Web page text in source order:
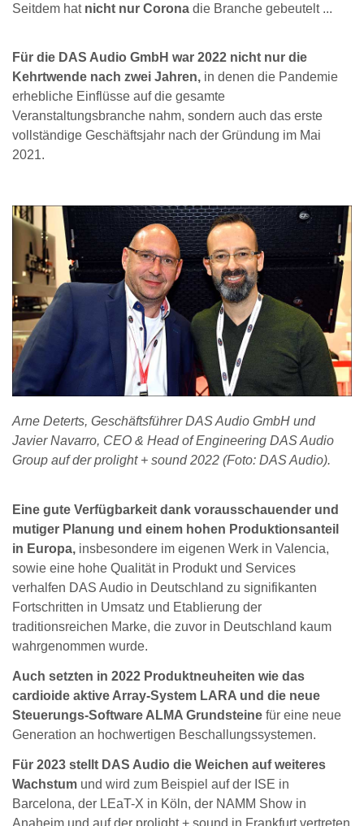
Seitdem hat nicht nur Corona die Branche gebeutelt ...
Für die DAS Audio GmbH war 2022 nicht nur die
Kehrtwende nach zwei Jahren, in denen die Pandemie
erhebliche Einflüsse auf die gesamte
Veranstaltungsbranche nahm, sondern auch das erste
vollständige Geschäftsjahr nach der Gründung im Mai
2021.
Arne Deterts, Geschäftsführer DAS Audio GmbH und
Javier Navarro, CEO & Head of Engineering DAS Audio
Group auf der prolight + sound 2022 (Foto: DAS Audio).
Eine gute Verfügbarkeit dank vorausschauender und
mutiger Planung und einem hohen Produktionsanteil
in Europa, insbesondere im eigenen Werk in Valencia,
sowie eine hohe Qualität in Produkt und Services
verhalfen DAS Audio in Deutschland zu signifikanten
Fortschritten in Umsatz und Etablierung der
traditionsreichen Marke, die zuvor in Deutschland kaum
wahrgenommen wurde.
Auch setzten in 2022 Produktneuheiten wie das
cardioide aktive Array-System LARA und die neue
Steuerungs-Software ALMA Grundsteine für eine neue
Generation an hochwertigen Beschallungssystemen.
Für 2023 stellt DAS Audio die Weichen auf weiteres
Wachstum und wird zum Beispiel auf der ISE in
Barcelona, der LEaT-X in Köln, der NAMM Show in
Anaheim und auf der prolight + sound in Frankfurt vertreten